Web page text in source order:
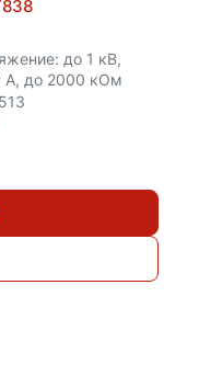
до 1 кВ,
А, до 2000 кОм